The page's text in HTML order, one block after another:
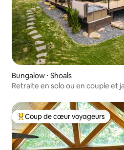
Bungalow ⋅ Shoals
Retraite en solo ou en couple et
Coups de cœur voyageurs les
Coup de cœur voyageurs